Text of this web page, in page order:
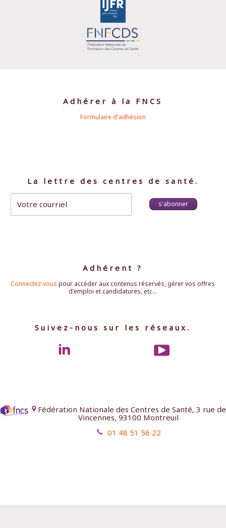
Adhérer à la FNCS
Formulaire d'adhésion
La lettre des centres de santé.
s'abonner
Adhérent ?
Connectez-vous pour accéder aux contenus réservés, gérer vos offres
d'emploi et candidatures, etc...
Suivez-nous sur les réseaux.
Fédération Nationale des Centres de Santé, 3 rue de
Vincennes, 93100 Montreuil
01 48 51 56 22